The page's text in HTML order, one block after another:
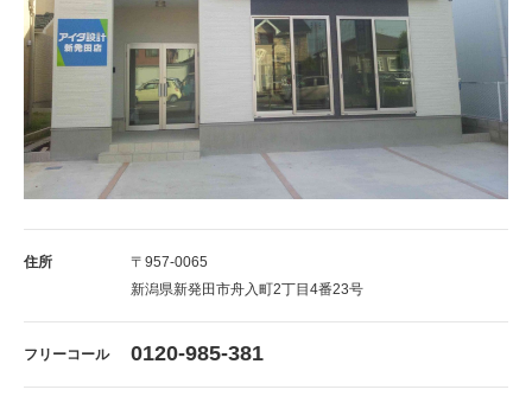
住所
〒957-0065
新潟県新発田市舟入町2丁目4番23号
フリーコール 0120-985-381